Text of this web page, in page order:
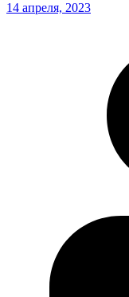
14 апреля, 2023